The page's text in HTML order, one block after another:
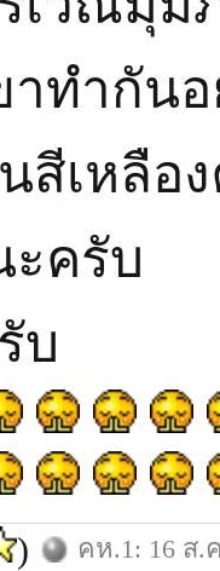
าทำกัน
สีเหลือ
ครับ
บ
) คห.1: 16 ส.